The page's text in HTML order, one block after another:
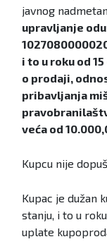
javnog
upravljanje
i to u roku od
o prodaji,
pribavljanja
veća od
Kupcu nije
Kupac je dužan
stanju, i to u
uplate